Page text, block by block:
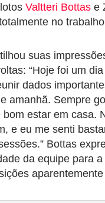
Valtteri Bottas e
no
suas
“Hoje foi um
dados
amanhã. Sempre
bom estar em casa.
e eu me senti
Bottas
da equipe para